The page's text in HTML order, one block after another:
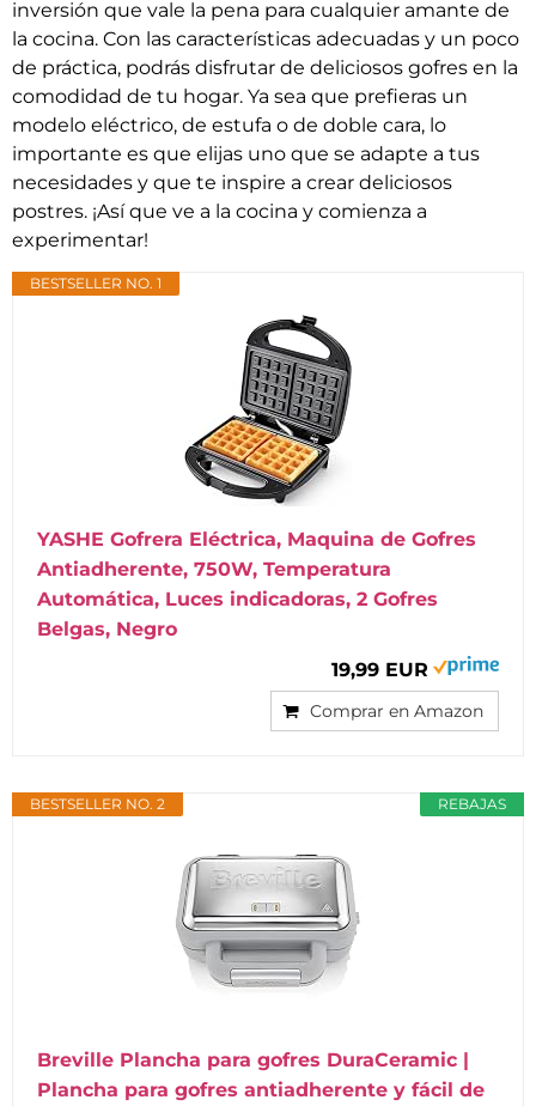
inversión que vale la pena para cualquier amante de
la cocina. Con las características adecuadas y un poco
de práctica, podrás disfrutar de deliciosos gofres en la
comodidad de tu hogar. Ya sea que prefieras un
modelo eléctrico, de estufa o de doble cara, lo
importante es que elijas uno que se adapte a tus
necesidades y que te inspire a crear deliciosos
postres. ¡Así que ve a la cocina y comienza a
experimentar!
BESTSELLER NO. 1
YASHE Gofrera Eléctrica, Maquina de Gofres
Antiadherente, 750W, Temperatura
Automática, Luces indicadoras, 2 Gofres
Belgas, Negro
19,99 EUR
Comprar en Amazon
REBAJAS
BESTSELLER NO. 2
Breville Plancha para gofres DuraCeramic |
Plancha para gofres antiadherente y fácil de